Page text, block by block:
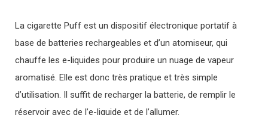
La cigarette Puff est un dispositif électronique portatif à
base de batteries rechargeables et d’un atomiseur, qui
chauffe les e-liquides pour produire un nuage de vapeur
aromatisé. Elle est donc très pratique et très simple
d’utilisation. Il suffit de recharger la batterie, de remplir le
réservoir avec de l’e-liquide et de l’allumer.